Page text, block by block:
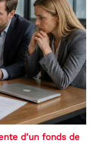
d’un fonds de